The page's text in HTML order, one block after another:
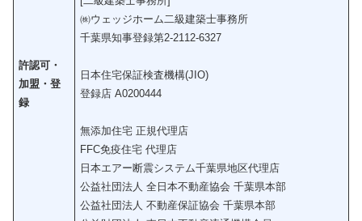
許認可・
加盟・登
録
㈱ウェッジホーム二級建築士事務所
千葉県知事登録第2-2112-6327
日本住宅保証検査機構(JIO)
登録店 A0200444
無添加住宅 正規代理店
FFC免疫住宅 代理店
日本エアー断震システム千葉県地区代理店
公益社団法人 全日本不動産協会 千葉県本部
公益社団法人 不動産保証協会 千葉県本部